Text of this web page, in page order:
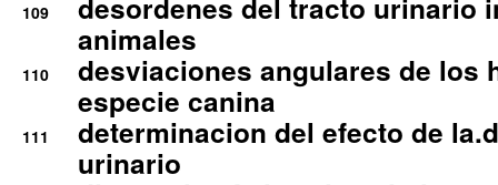
109
desordenes del tracto urinario
animales
110
desviaciones angulares de los
especie canina
111
determinacion del efecto de
urinario